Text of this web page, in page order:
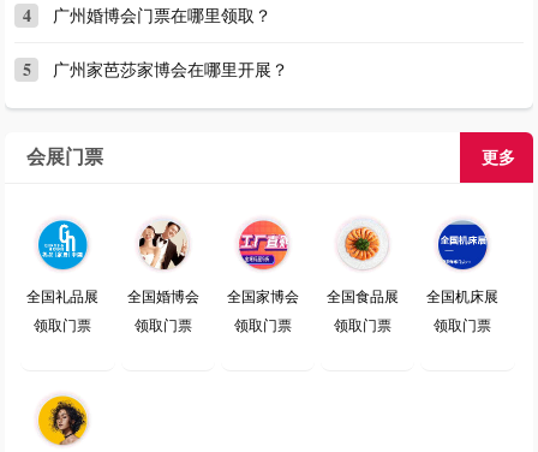
4 广州婚博会门票在哪里领取？
5 广州家芭莎家博会在哪里开展？
会展门票 更多
全国礼品展
领取门票
全国婚博会
领取门票
全国家博会
领取门票
全国食品展
领取门票
全国机床展
领取门票